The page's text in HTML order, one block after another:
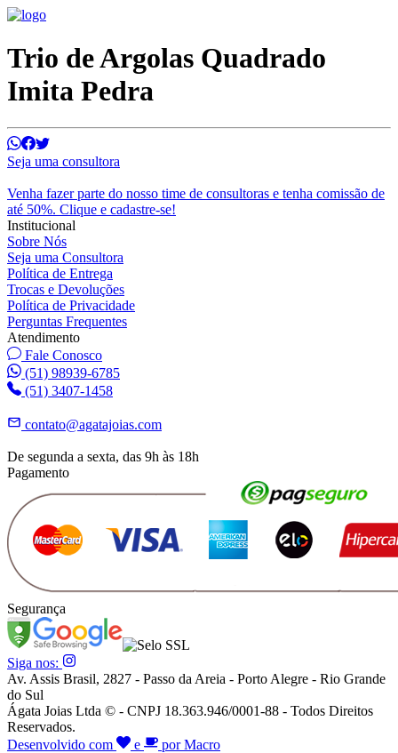
Trio de Argolas Quadrado
Imita Pedra
Seja uma consultora
Venha fazer parte do nosso time de consultoras e tenha comissão de
até 50%. Clique e cadastre-se!
Institucional
Sobre Nós
Seja uma Consultora
Política de Entrega
Trocas e Devoluções
Política de Privacidade
Perguntas Frequentes
Atendimento
Fale Conosco
(51) 98939-6785
(51) 3407-1458
contato@agatajoias.com
De segunda a sexta, das 9h às 18h
Pagamento
Segurança
Siga nos:
Av. Assis Brasil, 2827 - Passo da Areia - Porto Alegre - Rio Grande
do Sul
Ágata Joias Ltda © - CNPJ 18.363.946/0001-88 - Todos Direitos
Reservados.
Desenvolvido com
e por Macro